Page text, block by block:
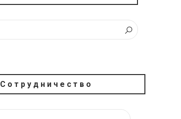
Сотрудничество